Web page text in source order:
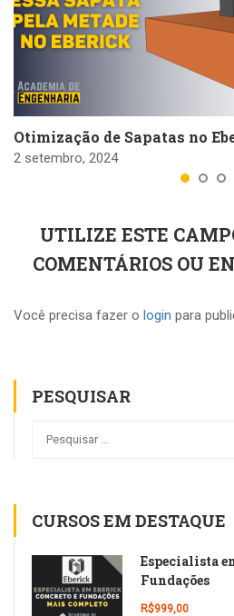
Otimização de Sapatas no
2 setembro, 2024
UTILIZE ESTE
COMENTÁRIOS OU
Você precisa fazer o login para
PESQUISAR
CURSOS EM DESTAQUE
Especialista
Fundações
R$999,00